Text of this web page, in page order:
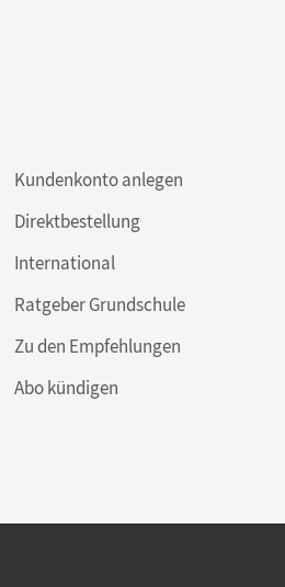
Kundenkonto anlegen
Direktbestellung
International
Ratgeber Grundschule
Zu den Empfehlungen
Abo kündigen